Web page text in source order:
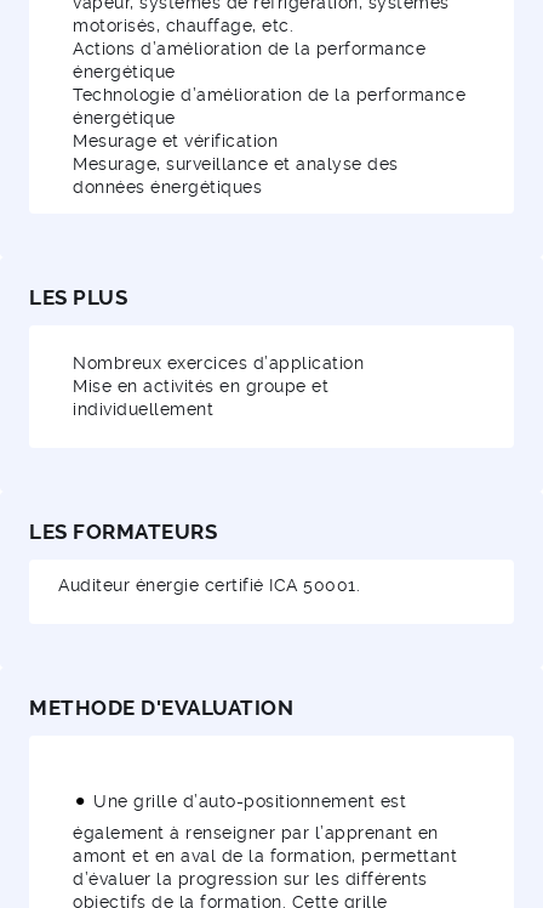
motorisés, chauffage, etc.
Actions d’amélioration de la performance
énergétique
Technologie d’amélioration de la performance
énergétique
Mesurage et vérification
Mesurage, surveillance et analyse des
données énergétiques
LES PLUS
Nombreux exercices d’application
Mise en activités en groupe et
individuellement
LES FORMATEURS
Auditeur énergie certifié ICA 50001.
METHODE D'EVALUATION
Une grille d’auto-positionnement est
également à renseigner par l’apprenant en
amont et en aval de la formation, permettant
d’évaluer la progression sur les différents
objectifs de la formation. Cette grille